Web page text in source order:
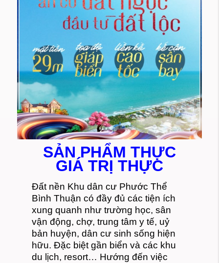
SẢN PHẨM THỰC
GIÁ TRỊ THỰC
Đất nền Khu dân cư Phước Thể
Bình Thuận có đầy đủ các tiện ích
xung quanh như trường học, sân
vận động, chợ, trung tâm y tế, uỷ
bản huyện, dân cư sinh sống hiện
hữu. Đặc biệt gần biển và các khu
du lịch, resort… Hướng đến việc